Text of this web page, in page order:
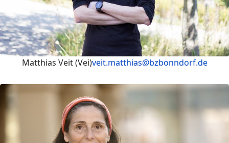
Matthias Veit (Vei)veit.matthias@bzbonndorf.de